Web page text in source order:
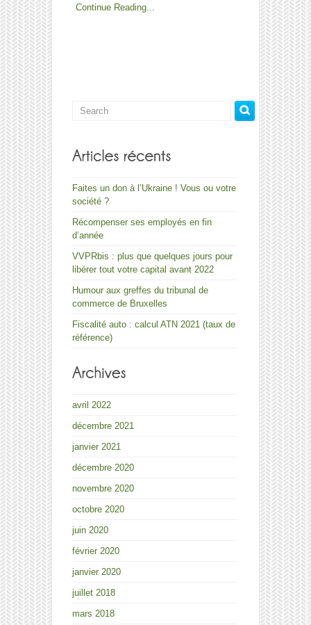
Continue Reading...
Faites un don à l’Ukraine ! Vous ou votre
société ?
Récompenser ses employés en fin
d’année
VVPRbis : plus que quelques jours pour
libérer tout votre capital avant 2022
Humour aux greffes du tribunal de
commerce de Bruxelles
Fiscalité auto : calcul ATN 2021 (taux de
référence)
avril 2022
décembre 2021
janvier 2021
décembre 2020
novembre 2020
octobre 2020
juin 2020
février 2020
janvier 2020
juillet 2018
mars 2018